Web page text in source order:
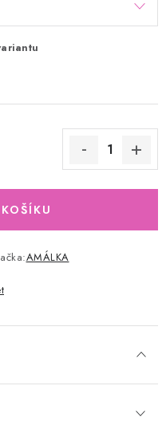
AMÁLKA